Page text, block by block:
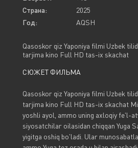
Страна:
2025
Год:
AQSH
Qasoskor qiz Yaponiya filmi Uzbek
tarjima kino Full HD tas-ix skachat
СЮЖЕТ ФИЛЬМА
Qasoskor qiz Yaponiya filmi Uzbek
tarjima kino Full HD tas-ix skachat
yoshli ayol, ammo uning axloqiy fe'l-
siyosatchilar oilasidan chiqqan Yuga
yigitga oshiq bo'ladi. Ular